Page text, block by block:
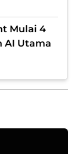
Mulai 4
AI Utama